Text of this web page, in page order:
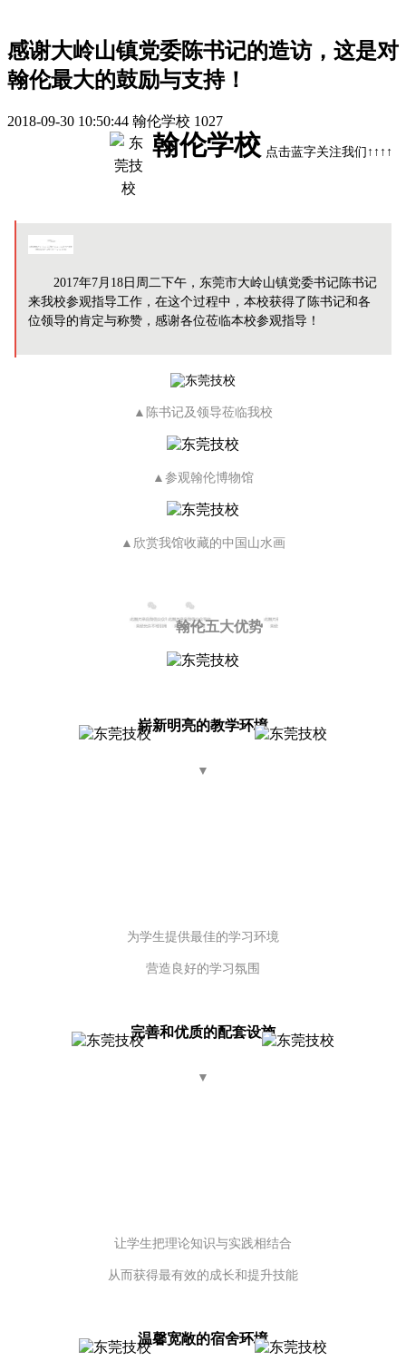
感谢大岭山镇党委陈书记的造访，这是对
翰伦最大的鼓励与支持！
2018-09-30 10:50:44 翰伦学校 1027
翰伦学校 点击蓝字关注我们↑↑↑↑
导读
2017年7月18日周二下午，东莞市大岭山镇党委书记陈书记
来我校参观指导工作，在这个过程中， 本校获得了陈书记和各
位领导的肯定与称赞，感谢各位莅临本校参观指导！
▲陈书记及领导莅临我校
▲参观翰伦博物馆
▲欣赏我馆收藏的中国山水画
翰伦五大优势
崭新明亮的教学环境
▼
为学生提供最佳的学习环境
营造良好的学习氛围
完善和优质的配套设施
▼
让学生把理论知识与实践相结合
从而获得最有效的成长和提升技能
温馨宽敞的宿舍环境